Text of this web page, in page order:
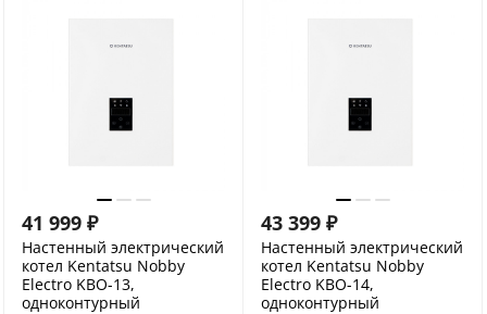
41 999 ₽
Настенный электрический
котел Kentatsu Nobby
Electro KBO-13,
одноконтурный
43 399 ₽
Настенный электрический
котел Kentatsu Nobby
Electro KBO-14,
одноконтурный